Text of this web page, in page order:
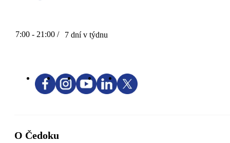
7:00 - 21:00 / 7 dní v týdnu
O Čedoku